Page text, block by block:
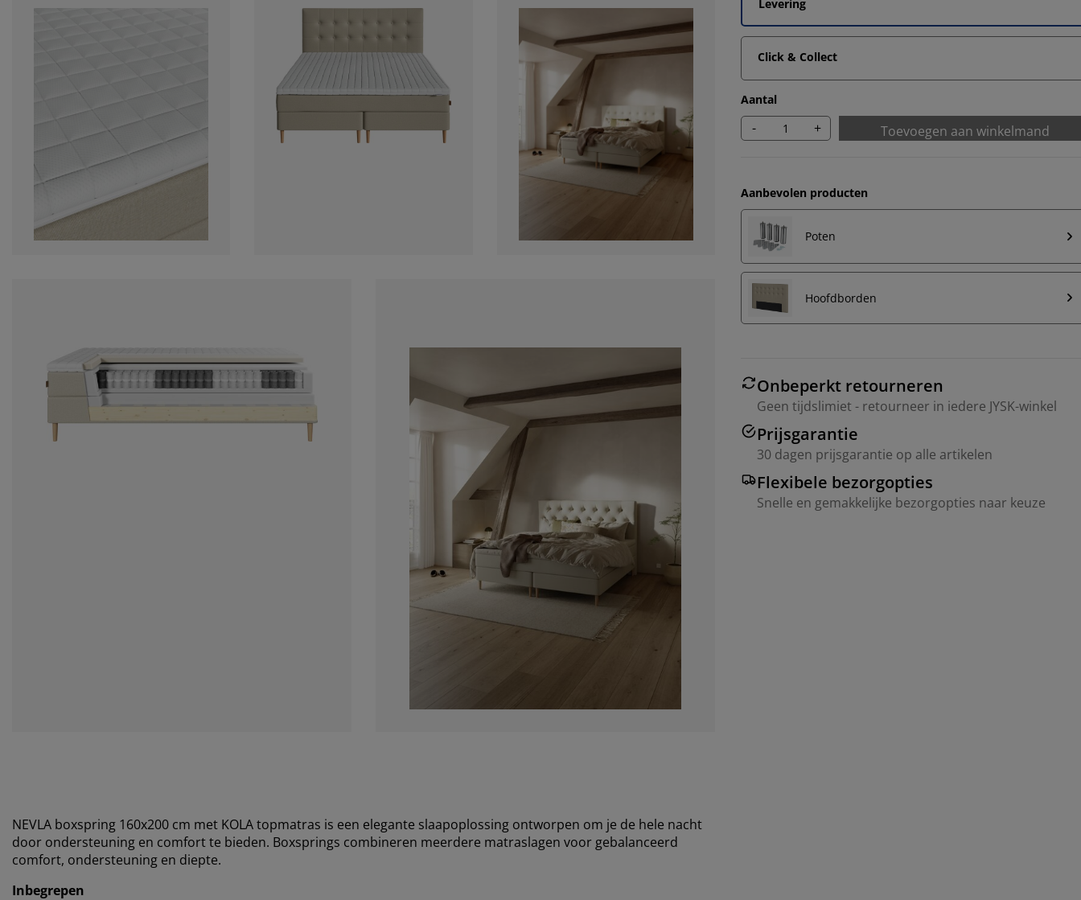
Levering
Click & Collect
Aantal
- + Toevoegen aan winkelmand
Aanbevolen producten
Poten
Hoofdborden
Onbeperkt retourneren
Geen tijdslimiet - retourneer in iedere JYSK-winkel
Prijsgarantie
30 dagen prijsgarantie op alle artikelen
Flexibele bezorgopties
Snelle en gemakkelijke bezorgopties naar keuze
NEVLA boxspring 160x200 cm met KOLA topmatras is een elegante slaapoplossing ontworpen om je de hele nacht
door ondersteuning en comfort te bieden. Boxsprings combineren meerdere matraslagen voor gebalanceerd
comfort, ondersteuning en diepte.
Inbegrepen